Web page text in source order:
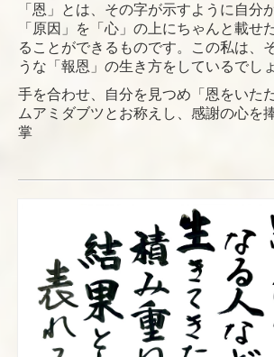
「恩」とは、その字が示すように自分
「原因」を「心」の上にちゃんと載せ
ることができるものです。この私は、
うな「報恩」の生き方をしているでし
手を合わせ、自分を見つめ「恩をいた
ムアミダブツとお称えし、感謝の心を
掌